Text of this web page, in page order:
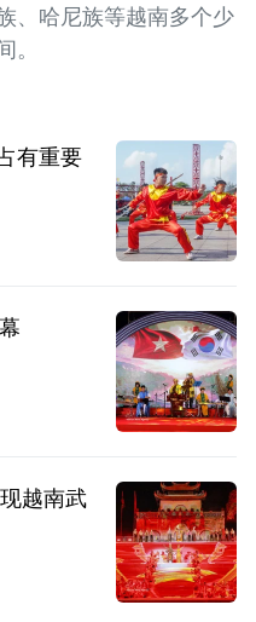
、哈尼族等越南多个少
有重要
越南武